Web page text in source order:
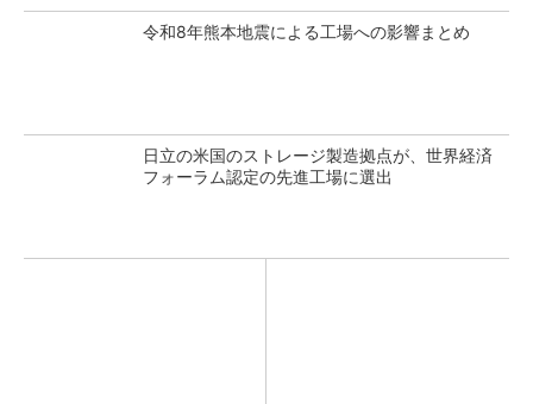
令和8年熊本地震による工場への影響まとめ
日立の米国のストレージ製造拠点が、世界経済
フォーラム認定の先進工場に選出